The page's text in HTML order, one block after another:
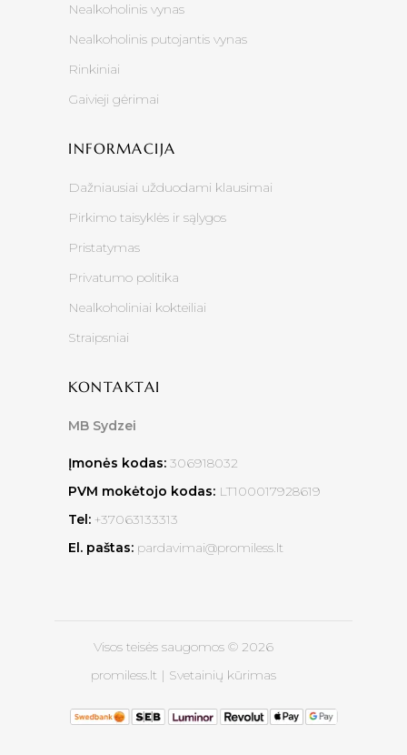
Nealkoholinis vynas
Nealkoholinis putojantis vynas
Rinkiniai
Gaivieji gėrimai
INFORMACIJA
Dažniausiai užduodami klausimai
Pirkimo taisyklės ir sąlygos
Pristatymas
Privatumo politika
Nealkoholiniai kokteiliai
Straipsniai
KONTAKTAI
MB Sydzei
Įmonės kodas: 306918032
PVM mokėtojo kodas: LT100017928619
Tel: +37063133313
El. paštas: pardavimai@promiless.lt
Visos teisės saugomos © 2026
promiless.lt | Svetainių kūrimas